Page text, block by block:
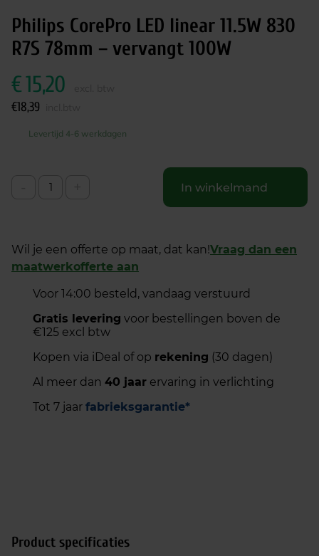
Philips CorePro LED linear 11.5W 830
R7S 78mm – vervangt 100W
€15,20
€18,39
Levertijd 4-6 werkdagen
In winkelmand
Wil je een offerte op maat, dat kan!Vraag dan een
maatwerkofferte aan
Voor 14:00 besteld, vandaag verstuurd
Gratis levering voor bestellingen boven de
€125 excl btw
Kopen via iDeal of op rekening (30 dagen)
Al meer dan 40 jaar ervaring in verlichting
Tot 7 jaar fabrieksgarantie*
Product specificaties